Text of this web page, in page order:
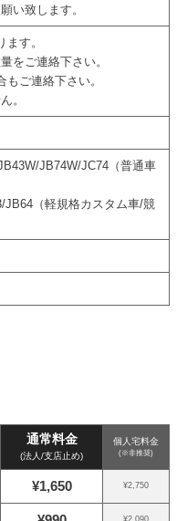
い致します。
す。
をご連絡下さい。
ご連絡下さい。
。
JB74W/JC74（普通車
（軽規格カスタム車/競
通常料金
(法人/支店止め)
個人宅料金
(※非推奨)
¥1,650 ¥2,750
¥2,090